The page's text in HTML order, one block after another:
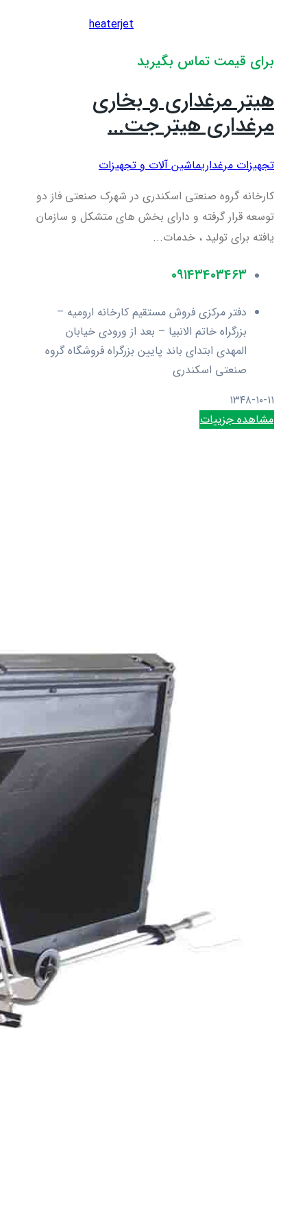
heaterjet
برای قیمت تماس بگیرید
هیتر مرغداری و بخاری
مرغداری هیتر جت...
تجهیزات مرغداریماشین آلات و تجهیزات
کارخانه گروه صنعتی اسکندری در شهرک صنعتی فاز دو
توسعه قرار گرفته و دارای بخش های متشکل و سازمان
یافته برای تولید ، خدمات...
۰۹۱۴۳۴۰۳۴۶۳
دفتر مرکزی فروش مستقیم کارخانه ارومیه –
بزرگراه خاتم الانبیا – بعد از ورودی خیابان
المهدی ابتدای باند پایین بزرگراه فروشگاه گروه
صنعتی اسکندری
۱۳۴۸-۱۰-۱۱
مشاهده جزییات